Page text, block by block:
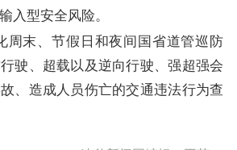
入型安全风险。
周末、节假日和夜间国省道管巡防
驶、超载以及逆向行驶、强超强会
、造成人员伤亡的交通违法行为查